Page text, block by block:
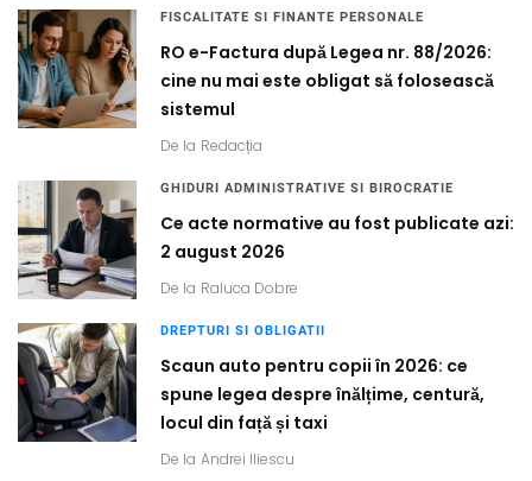
FISCALITATE SI FINANTE PERSONALE
RO e-Factura după Legea nr. 88/2026:
cine nu mai este obligat să folosească
sistemul
De la Redacția
GHIDURI ADMINISTRATIVE SI BIROCRATIE
Ce acte normative au fost publicate azi:
2 august 2026
De la Raluca Dobre
DREPTURI SI OBLIGATII
Scaun auto pentru copii în 2026: ce
spune legea despre înălțime, centură,
locul din față și taxi
De la Andrei Iliescu